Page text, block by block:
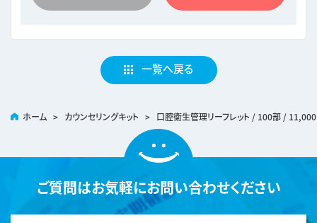
一覧へ戻る
ホーム > カウンセリングキット > 口腔衛生管理リーフレット / 100部 /
ご質問はお気軽にお問い合わせください